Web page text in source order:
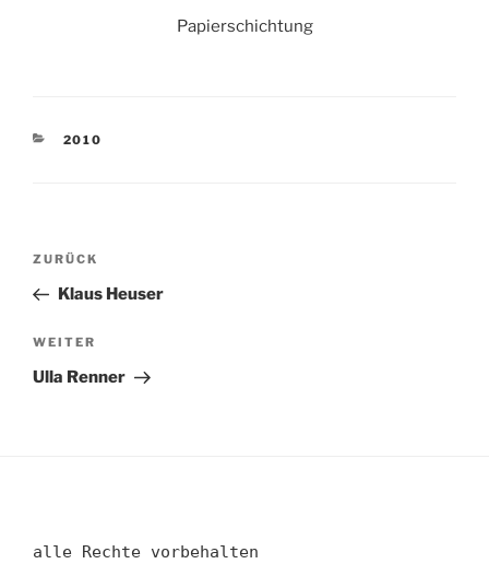
Papierschichtung
KATEGORIEN
2010
Beitragsnavigation
Vorheriger
Beitrag
ZURÜCK
Klaus Heuser
Nächster
Beitrag
WEITER
Ulla Renner
alle Rechte vorbehalten